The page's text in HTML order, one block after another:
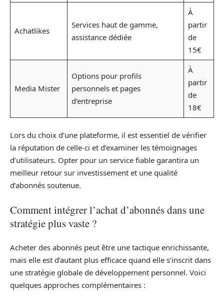
Achatlikes
Services haut de gamme,
assistance dédiée
À
partir
de
15€
Media Mister
Options pour profils
personnels et pages
d’entreprise
À
partir
de
18€
Lors du choix d’une plateforme, il est essentiel de vérifier
la réputation de celle-ci et d’examiner les témoignages
d’utilisateurs. Opter pour un service fiable garantira un
meilleur retour sur investissement et une qualité
d’abonnés soutenue.
Comment intégrer l’achat d’abonnés dans une
stratégie plus vaste ?
Acheter des abonnés peut être une tactique enrichissante,
mais elle est d’autant plus efficace quand elle s’inscrit dans
une stratégie globale de développement personnel. Voici
quelques approches complémentaires :